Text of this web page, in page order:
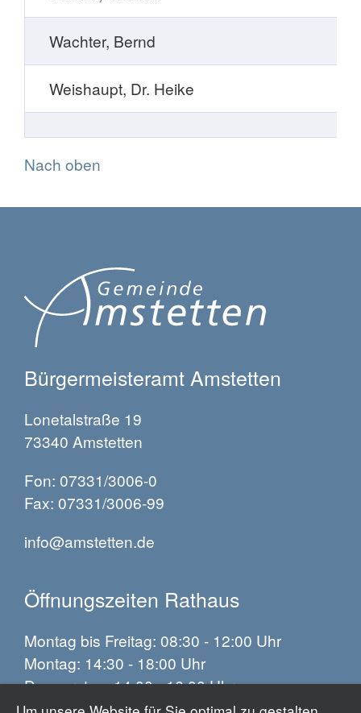
Wachter, Bernd
Weishaupt, Dr. Heike
Nach oben
Bürgermeisteramt Amstetten
Lonetalstraße 19
73340 Amstetten
Fon: 07331/3006-0
Fax: 07331/3006-99
info@amstetten.de
Öffnungszeiten Rathaus
Montag bis Freitag: 08:30 - 12:00 Uhr
Montag: 14:30 - 18:00 Uhr
Donnerstag: 14:00 - 16:00 Uhr